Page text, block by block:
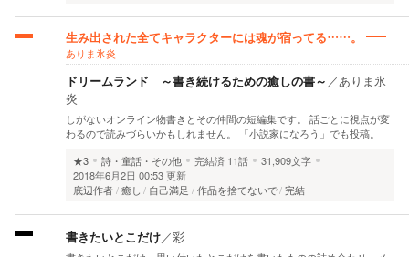
生み出された全てキャラクターには魂が宿ってる……。
ありま氷炎
ドリームランド ～書き続けるための癒しの書～ ／ありま氷
炎
しがないオンライン物書きとその仲間の短編集です。 話ごとに視点が変
わるので読みづらいかもしれません。 「小説家になろう」でも投稿。
★3
詩・童話・その他 完結済 11話
31,909文字
2018年6月2日 00:53 更新
底辺作者 癒し 自己満足 作品を捨てないで 完結
書きたいとこだけ／彩